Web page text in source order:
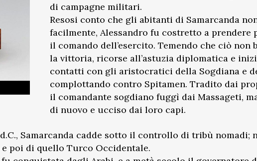
di campagne militari.
Resosi conto che gli abitanti di Samarcanda
facilmente, Alessandro fu costretto a prendere
il comando dell’esercito. Temendo che ciò non
la vittoria, ricorse all’astuzia diplomatica e
contatti con gli aristocratici della Sogdiana e
complottando contro Spitamen. Tradito dai
il comandante sogdiano fuggì dai Massageti,
di nuovo e ucciso dai loro capi.
Samarcanda cadde sotto il controllo di tribù nomadi;
poi di quello Turco Occidentale.